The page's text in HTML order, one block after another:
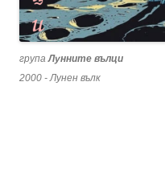
групаЛунните вълци
2000 - Лунен вълк